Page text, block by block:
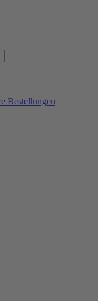
Bestellungen